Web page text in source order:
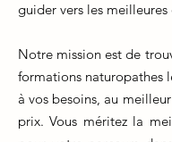
guider vers les
Notre mission est de
formations naturopathes
à vos besoins, au
prix. Vous méritez la